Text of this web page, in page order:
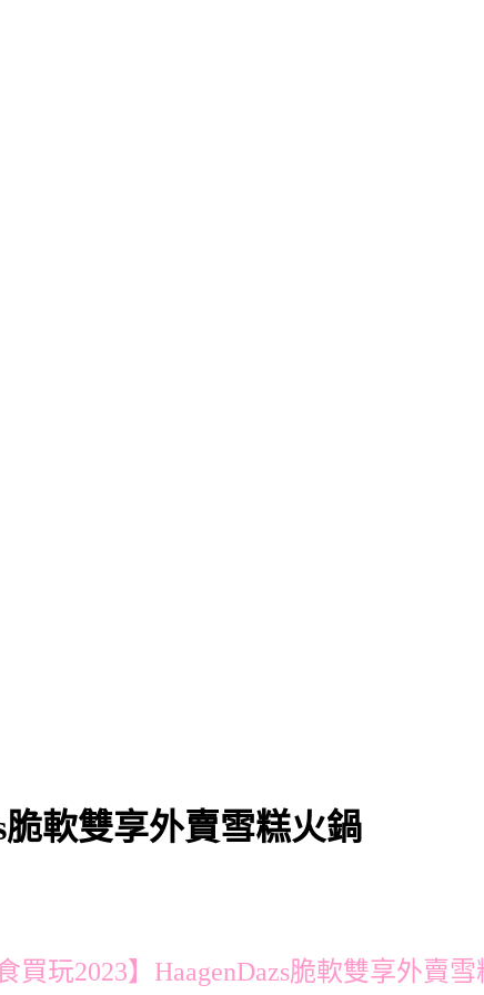
脆軟雙享外賣雪糕火鍋
買玩2023】HaagenDazs脆軟雙享外賣